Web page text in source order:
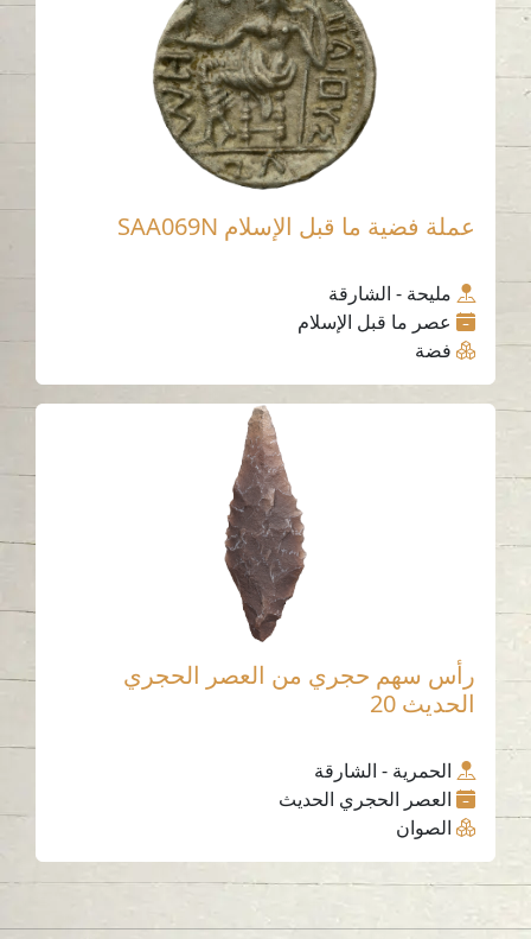
عملة فضية ما قبل الإسلام SAA069N
مليحة - الشارقة
عصر ما قبل الإسلام
فضة
رأس سهم حجري من العصر الحجري
الحديث 20
الحمرية - الشارقة
العصر الحجري الحديث
الصوان